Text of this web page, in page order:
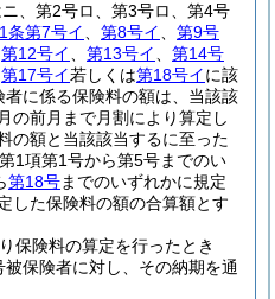
ニ、第2号ロ、第3号ロ、第4号
条第7号イ 第8号イ
第9号
第12号イ 第13号イ
第14号
第17号イ若しくは第18号イに該
に係る保険料の額は、当該該
の前月まで月割により算定し
の額と当該該当するに至った
1項第1号から第5号までのい
第18号までのいずれかに規定
した保険料の額の合算額とす
保険料の算定を行ったとき
保険者に対し、その納期を通